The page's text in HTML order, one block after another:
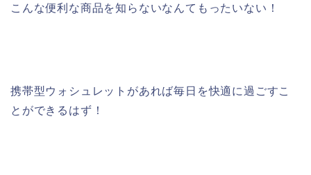
こんな便利な商品を知らないなんてもったいない！
携帯型ウォシュレットがあれば毎日を快適に過ごすこ
とができるはず！